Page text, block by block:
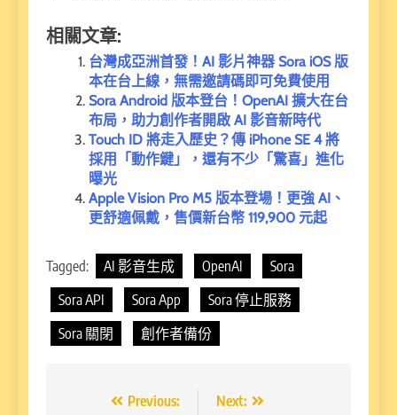
相關文章:
台灣成亞洲首發！AI 影片神器 Sora iOS 版
本在台上線，無需邀請碼即可免費使用
Sora Android 版本登台！OpenAI 擴大在台
布局，助力創作者開啟 AI 影音新時代
Touch ID 將走入歷史？傳 iPhone SE 4 將
採用「動作鍵」，還有不少「驚喜」進化
曝光
Apple Vision Pro M5 版本登場！更強 AI、
更舒適佩戴，售價新台幣 119,900 元起
Tagged: AI 影音生成 OpenAI
Sora
Sora API
Sora App
Sora 停止服務
Sora 關閉
創作者備份
Previous:
Next: